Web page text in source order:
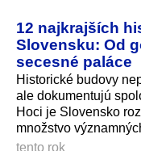
12 najkrajších
Slovensku: Od
secesné paláce
Historické budovy
ale dokumentujú
Hoci je Slovensko
množstvo
tento rok